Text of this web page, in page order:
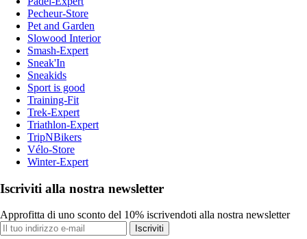
Pecheur-Store
Pet and Garden
Slowood Interior
Smash-Expert
Sneak'In
Sneakids
Sport is good
Training-Fit
Trek-Expert
Triathlon-Expert
TripNBikers
Vélo-Store
Winter-Expert
Iscriviti alla nostra newsletter
Approfitta di uno sconto del 10% iscrivendoti alla nostra newsletter
Iscriviti